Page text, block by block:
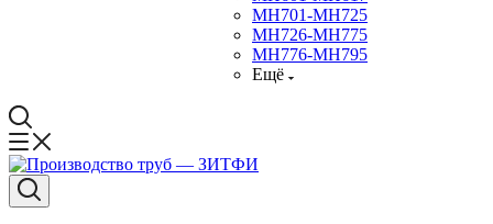
МН701-МН725
МН726-МН775
МН776-МН795
Ещё